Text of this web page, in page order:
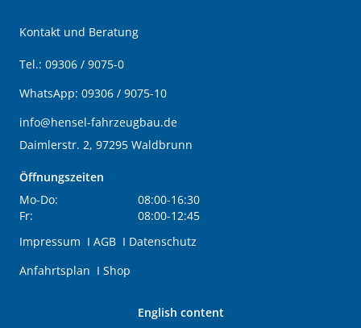
Kontakt und Beratung
Tel.: 09306 / 9075-0
WhatsApp: 09306 / 9075-10
info@hensel-fahrzeugbau.de
Daimlerstr. 2, 97295 Waldbrunn
Öffnungszeiten
Mo-Do:
08:00-16:30
Fr:
08:00-12:45
Impressum I AGB I Datenschutz
Anfahrtsplan I Shop
English content